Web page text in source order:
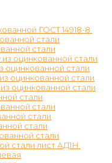
ГОСТ 14918-8
стали
стали
оцинкованной стали
оцинкованной стали
оцинкованной стали
оцинкованной стали
стали
стали
стали
стали
стали
стали лист АД1Н